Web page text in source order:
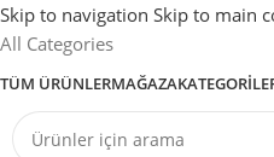
Skip to navigation Skip to main
All Categories
TÜM ÜRÜNLERMAĞAZA